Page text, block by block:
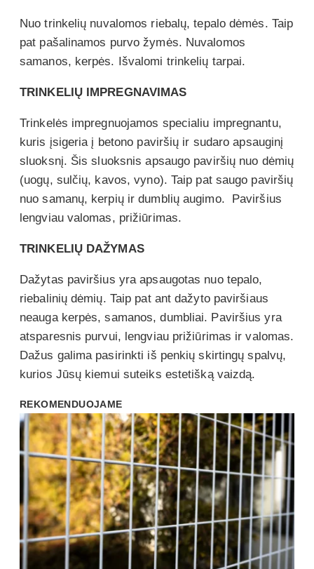
Nuo trinkelių nuvalomos riebalų, tepalo dėmės. Taip
pat pašalinamos purvo žymės. Nuvalomos
samanos, kerpės. Išvalomi trinkelių tarpai.
TRINKELIŲ IMPREGNAVIMAS
Trinkelės impregnuojamos specialiu impregnantu,
kuris įsigeria į betono paviršių ir sudaro apsauginį
sluoksnį. Šis sluoksnis apsaugo paviršių nuo dėmių
(uogų, sulčių, kavos, vyno). Taip pat saugo paviršių
nuo samanų, kerpių ir dumblių augimo. Paviršius
lengviau valomas, prižiūrimas.
TRINKELIŲ DAŽYMAS
Dažytas paviršius yra apsaugotas nuo tepalo,
riebalinių dėmių. Taip pat ant dažyto paviršiaus
neauga kerpės, samanos, dumbliai. Paviršius yra
atsparesnis purvui, lengviau prižiūrimas ir valomas.
Dažus galima pasirinkti iš penkių skirtingų spalvų,
kurios Jūsų kiemui suteiks estetišką vaizdą.
REKOMENDUOJAME